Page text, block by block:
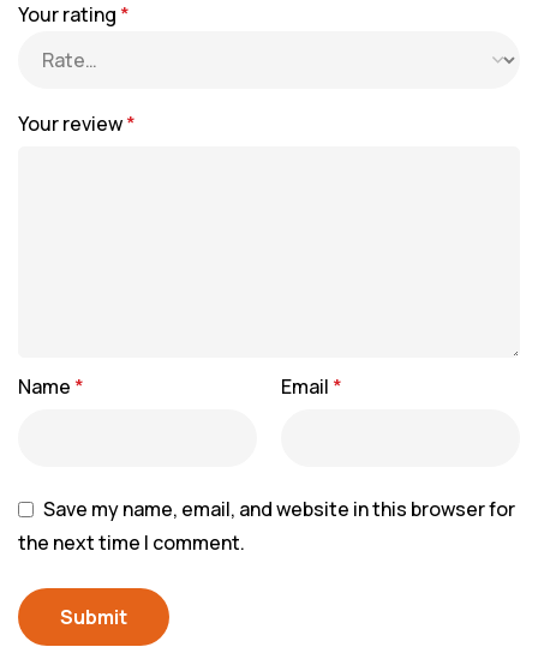
Your rating *
Your review*
Name * Email *
Save my name, email, and website in this browser for
the next time I comment.